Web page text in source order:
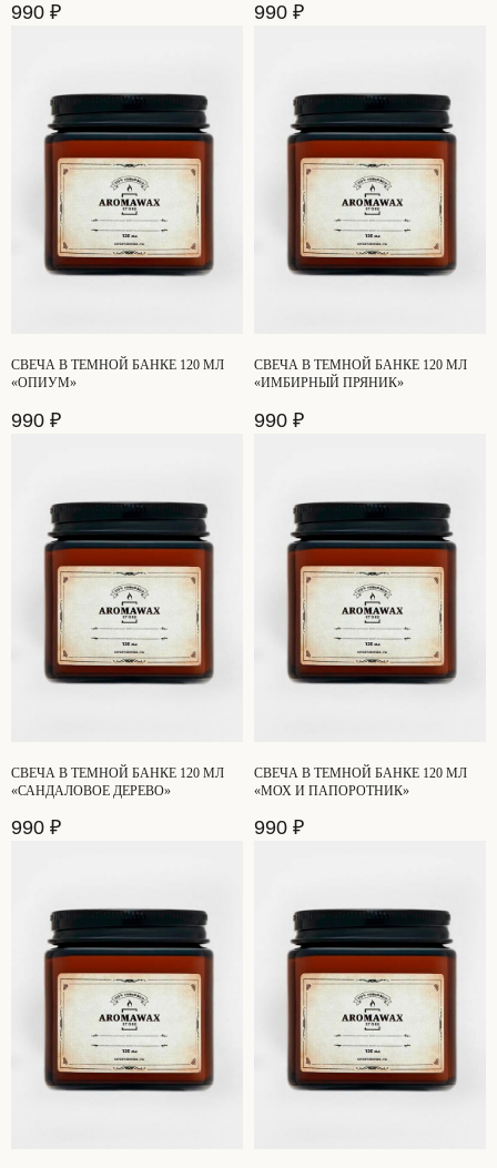
990 ₽ 990 ₽
СВЕЧА В ТЕМНОЙ БАНКЕ 120 МЛ
«ОПИУМ»
990 ₽
СВЕЧА В ТЕМНОЙ БАНКЕ 120 МЛ
«ИМБИРНЫЙ ПРЯНИК»
990 ₽
СВЕЧА В ТЕМНОЙ БАНКЕ 120 МЛ
«САНДАЛОВОЕ ДЕРЕВО»
990 ₽
СВЕЧА В ТЕМНОЙ БАНКЕ 120 МЛ
«МОХ И ПАПОРОТНИК»
990 ₽
[СВЯЗЬ С НАМИ]
+7 (901) 346-73-34
ОСТАЛИСЬ ВОПРОСЫ?
НЕ НАШЛИ НУЖНЫЙ ТОВАР?
Свяжитесь с нами, и мы ответим на ваш
вопрос в течение 20 минут
НАПИСАТЬ НАМ